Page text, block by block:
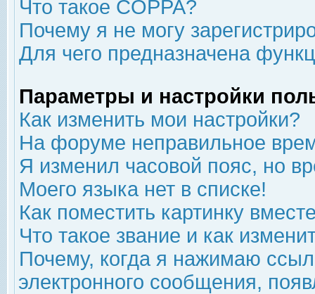
Что такое COPPA?
Почему я не могу
Для чего предназначена
Параметры и настройки
Как изменить мои настройки?
На форуме неправильное
Я изменил часовой пояс, но
Моего языка нет в списке!
Как поместить картинку
Что такое звание и как
Почему, когда я нажимаю
электронного сообщения,